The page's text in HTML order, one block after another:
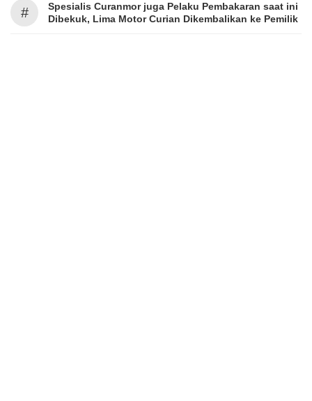
#
Spesialis Curanmor juga Pelaku Pembakaran saat ini
Dibekuk, Lima Motor Curian Dikembalikan ke Pemilik